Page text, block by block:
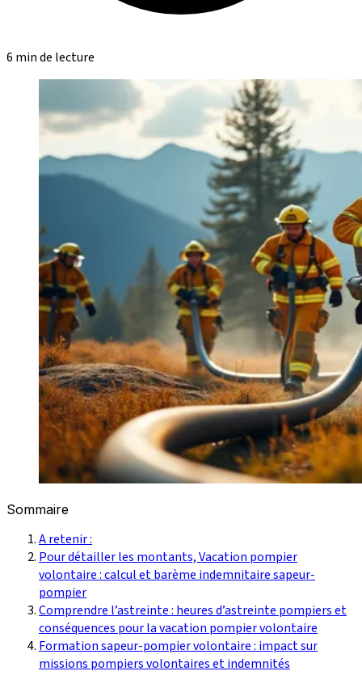
6 min de lecture
Sommaire
A retenir :
Pour détailler les montants, Vacation pompier
volontaire : calcul et barème indemnitaire sapeur-
pompier
Comprendre l’astreinte : heures d’astreinte pompiers et
conséquences pour la vacation pompier volontaire
Formation sapeur-pompier volontaire : impact sur
missions pompiers volontaires et indemnités